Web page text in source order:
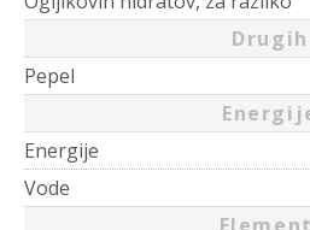
Drugih
Pepel
Energije
Vode